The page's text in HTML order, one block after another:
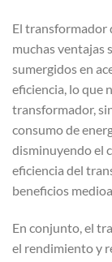
El transformador
muchas ventajas
sumergidos en
eficiencia, lo que
transformador,
consumo de
disminuyendo el
eficiencia del
beneficios
En conjunto, el
el rendimiento y